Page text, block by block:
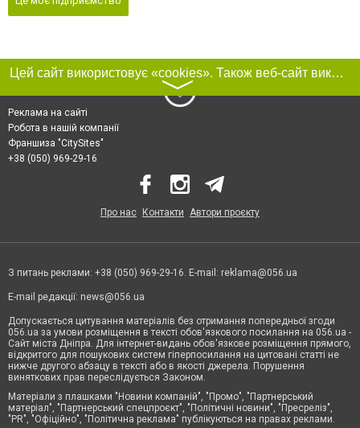
Цей сайт використовує «cookies». Також веб-сайт використовує інтернет-сервіс для збору технічних даних стосовно відвідувачів з метою отримання маркетингової та статистичної інформації. Умови обробки даних відвідувачів сайту див.
〉
Реклама на сайті
Робота в нашій компанії
Франшиза "CitySites"
+38 (050) 969-29-16
Про нас Контакти Автори проєкту
З питань реклами: +38 (050) 969-29-16. E-mail: reklama@056.ua
E-mail редакції: news@056.ua
Допускається цитування матеріалів без отримання попередньої згоди
056.ua за умови розміщення в тексті обов'язкового посилання на 056.ua -
Сайт міста Дніпра. Для інтернет-видань обов'язкове розміщення прямого,
відкритого для пошукових систем гіперпосилання на цитовані статті не
нижче другого абзацу в тексті або в якості джерела. Порушення
виняткових прав переслідується Законом.
Матеріали з плашками "Новини компаній", "Промо", "Партнерський
матеріал", "Партнерський спецпроєкт", "Політичні новини", "Пресреліз",
"PR", "Офіційно", "Політична реклама" публікуються на правах реклами.